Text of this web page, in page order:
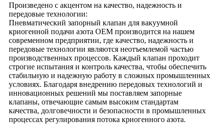
Произведено с акцентом на качество, надежность и
передовые технологии:
Пневматический запорный клапан для вакуумной
криогенной подачи азота OEM производится на нашем
современном предприятии, где качество, надежность и
передовые технологии являются неотъемлемой частью
производственных процессов. Каждый клапан проходит
строгие испытания и контроль качества, чтобы обеспечить
стабильную и надежную работу в сложных промышленных
условиях. Благодаря внедрению передовых технологий и
инновационных решений мы поставляем запорные
клапаны, отвечающие самым высоким стандартам
качества, долговечности и безопасности в промышленных
процессах регулирования потока криогенного азота.